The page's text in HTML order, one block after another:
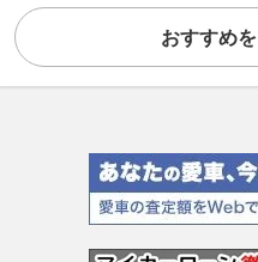
おすすめ